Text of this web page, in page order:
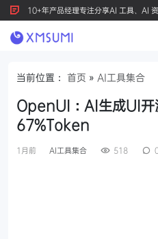
10+年产品经理专注分享AI 工具、AI
产品创新，按 Ctrl+D 收藏我们
当前位置： 首页 » AI工具集合
OpenUI：AI生成UI开
67%Token
1月前 AI工具集合 518